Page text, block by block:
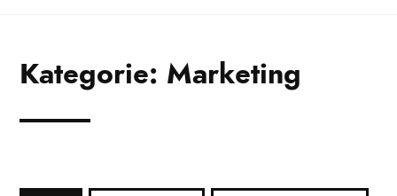
Kategorie: Marketing